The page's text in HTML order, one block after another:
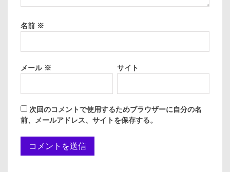
名前 ※
メール ※ サイト
次回のコメントで使用するためブラウザーに自分の名
前、メールアドレス、サイトを保存する。